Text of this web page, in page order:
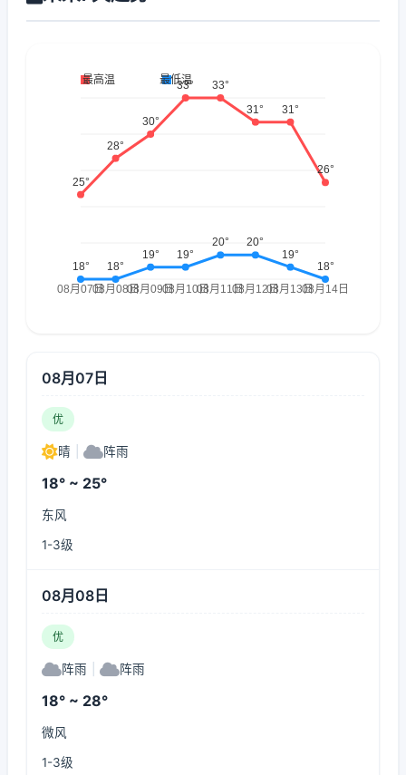
08月07日
优
晴 阵雨
18° ~ 25°
东风
1-3级
08月08日
优
阵雨 阵雨
18° ~ 28°
微风
1-3级